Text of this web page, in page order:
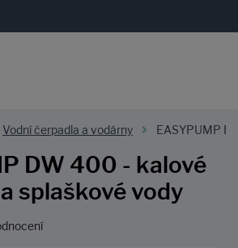
Vodní čerpadla a vodárny EASYPUMP
DW 400 - kalové
splaškové vody